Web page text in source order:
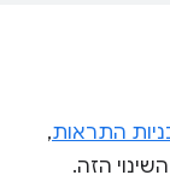
התראות,
הזה.